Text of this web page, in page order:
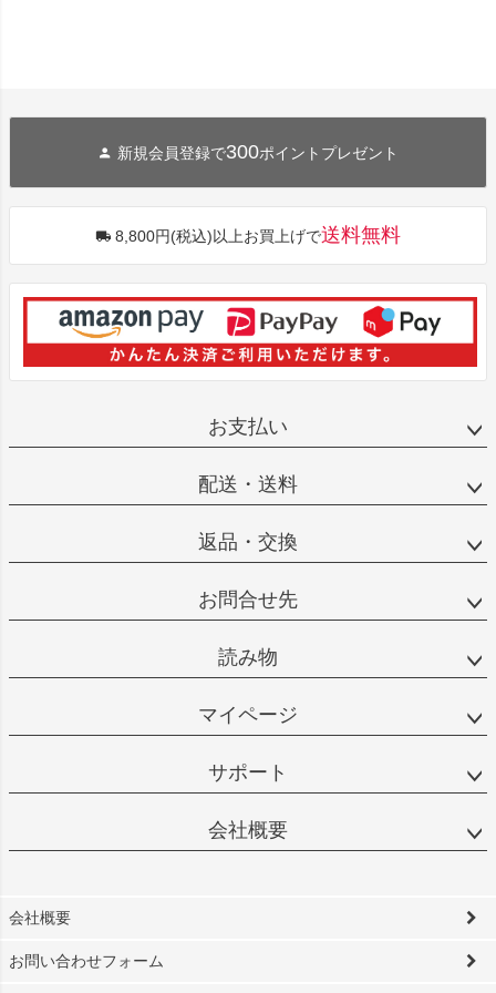
新規会員登録で300ポイントプレゼント
8,800円(税込)以上お買上げで送料無料
お支払い
配送・送料
返品・交換
お問合せ先
読み物
マイページ
サポート
会社概要
会社概要
お問い合わせフォーム